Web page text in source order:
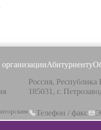
Абитуриенту
Россия, Республика
185031, г.
Телефон / факс
+7 8142 67-23-67